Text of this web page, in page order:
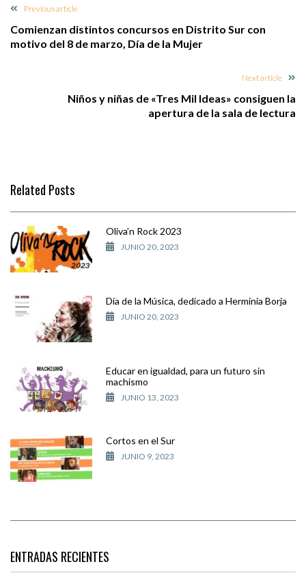
Previous article
Comienzan distintos concursos en Distrito Sur con
motivo del 8 de marzo, Día de la Mujer
Next article
Niños y niñas de «Tres Mil Ideas» consiguen la
apertura de la sala de lectura
Related Posts
Oliva’n Rock 2023
JUNIO 20, 2023
Día de la Música, dedicado a Herminia Borja
JUNIO 20, 2023
Educar en igualdad, para un futuro sin
machismo
JUNIO 13, 2023
Cortos en el Sur
JUNIO 9, 2023
ENTRADAS RECIENTES